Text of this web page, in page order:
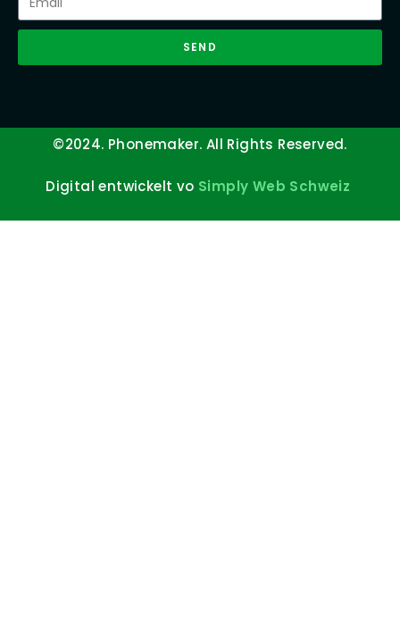
SEND
©2024. Phonemaker. All Rights Reserved.
Digital entwickelt vo Simply Web Schweiz